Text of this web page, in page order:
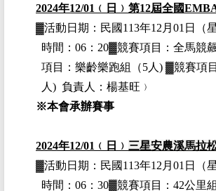
2024年12/01 ﹙日﹚第12屆全國
▓活動日期： 民國113年12月01日
（
時間：06：20▓競賽項目： 全馬競
項目： 樂齡樂跑組（5人) ▓競賽項
人) 負責人：楊基旺﹚
※本會承辦賽事
2024年12/01 ﹙日﹚ 三星安農溪馬拉
▓活動日期： 民國113年12月01日
（
時間：06：30▓競賽項目：42公里